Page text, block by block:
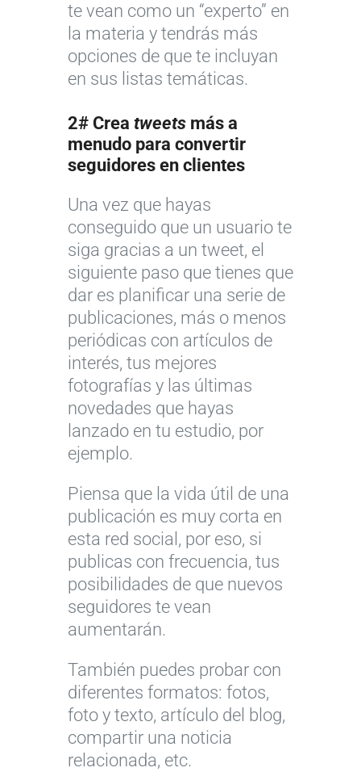
te vean como un “experto” en
la materia y tendrás más
opciones de que te incluyan
en sus listas temáticas.
2# Crea tweets más a
menudo para convertir
seguidores en clientes
Una vez que hayas
conseguido que un usuario te
siga gracias a un tweet, el
siguiente paso que tienes que
dar es planificar una serie de
publicaciones, más o menos
periódicas con artículos de
interés, tus mejores
fotografías y las últimas
novedades que hayas
lanzado en tu estudio, por
ejemplo.
Piensa que la vida útil de una
publicación es muy corta en
esta red social, por eso, si
publicas con frecuencia, tus
posibilidades de que nuevos
seguidores te vean
aumentarán.
También puedes probar con
diferentes formatos: fotos,
foto y texto, artículo del blog,
compartir una noticia
relacionada, etc.